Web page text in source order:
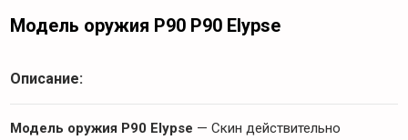
Модель оружия P90 P90 Elypse
Описание:
Модель оружия P90 Elypse — Скин действительно